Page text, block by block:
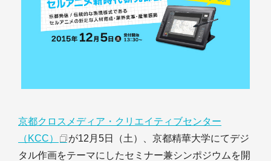
京都クロスメディア・クリエイティブセンター
（KCC）
が12月5日（土）、京都精華大学にてデジ
タル作画をテーマにしたセミナー兼シンポジウムを開